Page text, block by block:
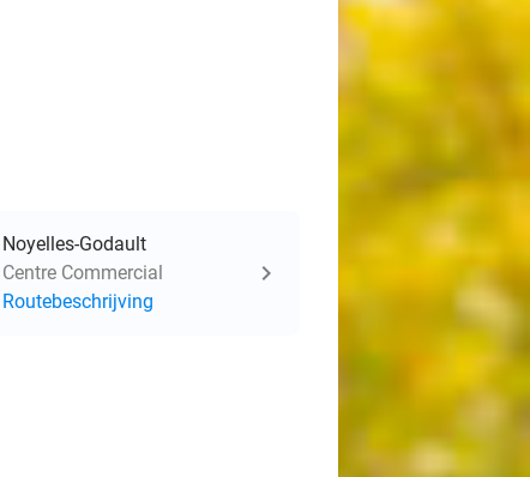
Noyelles-Godault
Centre Commercial
Routebeschrijving